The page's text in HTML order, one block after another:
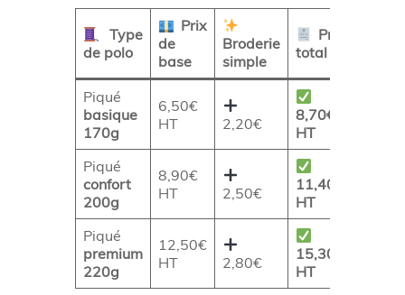
Type
de polo
Prix
de
base
Broderie
simple
Prix
total
Piqué
basique
170g
6,50€
HT
2,20€
8,70€
HT
Piqué
confort
200g
8,90€
HT
2,50€
11,40€
HT
Piqué
premium
220g
12,50€
HT
2,80€
15,30€
HT